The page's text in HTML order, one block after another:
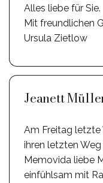
Alles liebe für Sie.
Mit freundlichen
Ursula Zietlow
Jeanett
Am Freitag letzte
ihren letzten
Memovida liebe
einfühlsam mit